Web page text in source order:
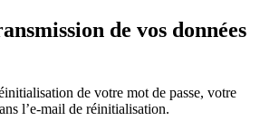
de vos données
de votre mot de passe, votre
l’e-mail de réinitialisation.